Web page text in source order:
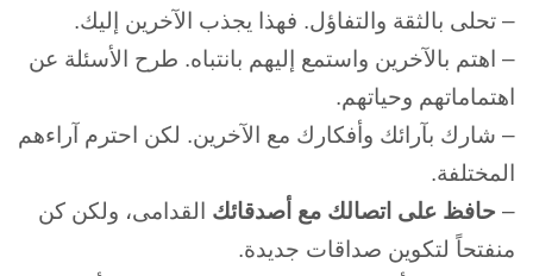
– تحلى بالثقة والتفاؤل. فهذا يجذب الآخرين إليك.
– اهتم بالآخرين واستمع إليهم بانتباه. طرح الأسئلة عن
اهتماماتهم وحياتهم.
– شارك بآرائك وأفكارك مع الآخرين. لكن احترم آراءهم
المختلفة.
– حافظ على اتصالك مع أصدقائك القدامى، ولكن كن
منفتحاً لتكوين صداقات جديدة.